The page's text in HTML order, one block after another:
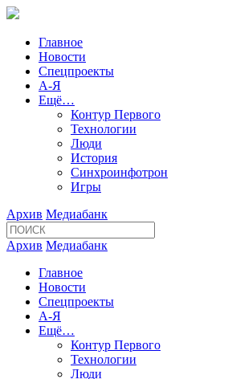
Главное
Новости
Спецпроекты
А-Я
Ещё…
Контур Первого
Технологии
Люди
История
Синхроинфотрон
Игры
Архив Медиабанк
Архив Медиабанк
Главное
Новости
Спецпроекты
А-Я
Ещё…
Контур Первого
Технологии
Люди